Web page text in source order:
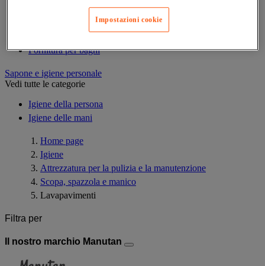
Accessori per docce
Attrezzature da bagno
Fornitura per bagni
Sapone e igiene personale
Vedi tutte le categorie
Igiene della persona
Igiene delle mani
Home page
Igiene
Attrezzatura per la pulizia e la manutenzione
Scopa, spazzola e manico
Lavapavimenti
Filtra per
Il nostro marchio Manutan
Impostazioni cookie